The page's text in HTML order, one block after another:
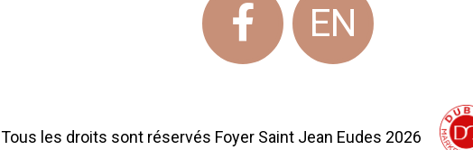
EN
Tous les droits sont réservés Foyer Saint Jean Eudes 2026